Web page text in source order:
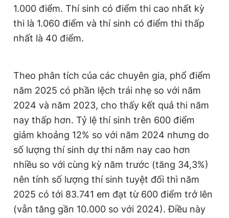
1.000 điểm. Thí sinh có điểm thi cao nhất kỳ
thi là 1.060 điểm và thí sinh có điểm thi thấp
nhất là 40 điểm.
Theo phân tích của các chuyên gia, phổ điểm
năm 2025 có phần lệch trái nhẹ so với năm
2024 và năm 2023, cho thấy kết quả thi năm
nay thấp hơn. Tỷ lệ thí sinh trên 600 điểm
giảm khoảng 12% so với năm 2024 nhưng do
số lượng thí sinh dự thi năm nay cao hơn
nhiều so với cùng kỳ năm trước (tăng 34,3%)
nên tính số lượng thí sinh tuyệt đối thì năm
2025 có tới 83.741 em đạt từ 600 điểm trở lên
(vẫn tăng gần 10.000 so với 2024). Điều này